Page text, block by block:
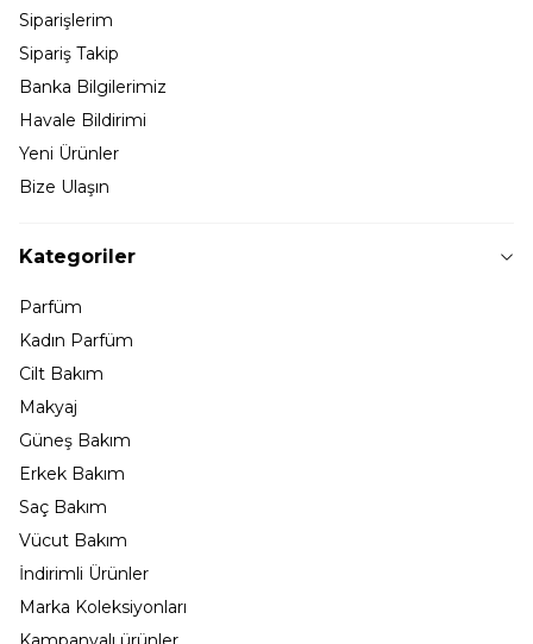
Siparişlerim
Sipariş Takip
Banka Bilgilerimiz
Havale Bildirimi
Yeni Ürünler
Bize Ulaşın
Kategoriler
Parfüm
Kadın Parfüm
Cilt Bakım
Makyaj
Güneş Bakım
Erkek Bakım
Saç Bakım
Vücut Bakım
İndirimli Ürünler
Marka Koleksiyonları